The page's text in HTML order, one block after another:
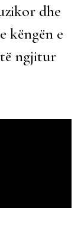
dhe
këngën e
ngjitur